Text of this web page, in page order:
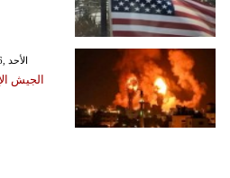
GMT 00:10 2026 الأحد ,26 تموز / يوليو